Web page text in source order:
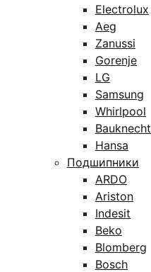
Electrolux
Aeg
Zanussi
Gorenje
LG
Samsung
Whirlpool
Bauknecht
Hansa
Подшипники
ARDO
Ariston
Indesit
Beko
Blomberg
Bosch